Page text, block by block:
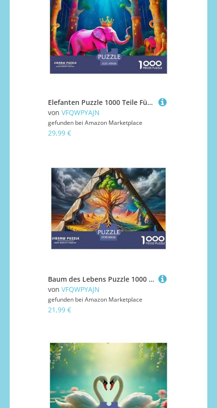
Elefanten Puzzle 1000 Teile Für Erwachsene Und Kinder Mit Gemütliche Studie-Motiv Impossible Game 70x50cm/1000pcs
von VFQWPYAJN
gefunden bei Amazon Marketplace
29,99 €
Baum des Lebens Puzzle 1000 Teile Für Erwachsene Kinder Puzzles-Geschenk Für Pädagogisches Spiel 38x26cm/1000pcs
von VFQWPYAJN
gefunden bei Amazon Marketplace
21,99 €